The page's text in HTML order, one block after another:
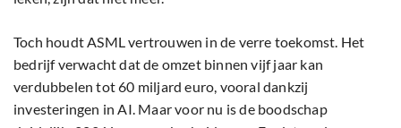
Toch houdt ASML vertrouwen in de verre toekomst. Het
bedrijf verwacht dat de omzet binnen vijf jaar kan
verdubbelen tot 60 miljard euro, vooral dankzij
investeringen in AI. Maar voor nu is de boodschap